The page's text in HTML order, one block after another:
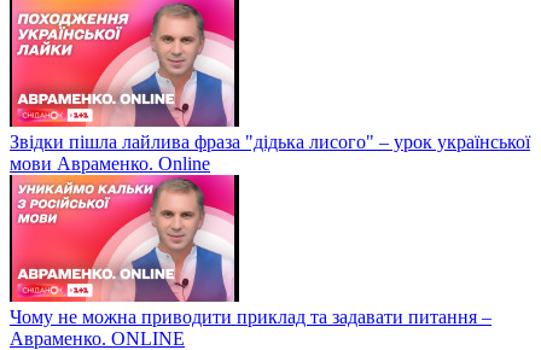
Звідки пішла лайлива фраза "дідька лисого" – урок української
мови Авраменко. Online
Чому не можна приводити приклад та задавати питання –
Авраменко. ONLINE